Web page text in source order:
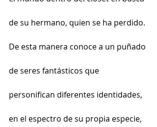
de su hermano, quien se ha perdido.
De esta manera conoce a un puñado
de seres fantásticos que
personifican diferentes identidades,
en el espectro de su propia especie,